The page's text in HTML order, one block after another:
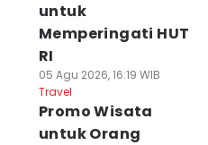
untuk
Memperingati HUT
RI
05 Agu 2026, 16:19 WIB
Travel
Promo Wisata
untuk Orang